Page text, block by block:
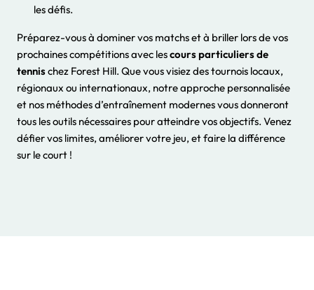
les défis.
Préparez-vous à dominer vos matchs et à briller lors de vos
prochaines compétitions avec lescours particuliers de
tennischez Forest Hill. Que vous visiez des tournois locaux,
régionaux ou internationaux, notre approche personnalisée
et nos méthodes d’entraînement modernes vous donneront
tous les outils nécessaires pour atteindre vos objectifs. Venez
défier vos limites, améliorer votre jeu, et faire la différence
sur le court !